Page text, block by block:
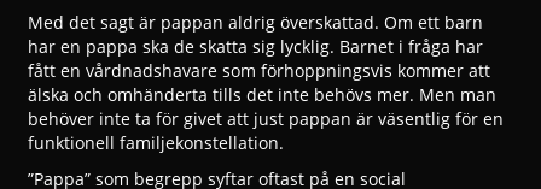
Med det sagt är pappan aldrig överskattad. Om ett barn
har en pappa ska de skatta sig lycklig. Barnet i fråga har
fått en vårdnadshavare som förhoppningsvis kommer att
älska och omhänderta tills det inte behövs mer. Men man
behöver inte ta för givet att just pappan är väsentlig för en
funktionell familjekonstellation.
”Pappa” som begrepp syftar oftast på en social